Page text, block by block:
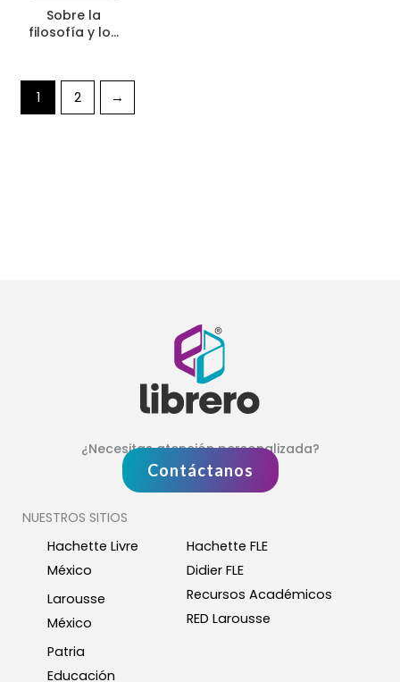
Sobre la
filosofía y los
1 2 →
¿Necesitas atención personalizada?
Contáctanos
NUESTROS SITIOS
Hachette Livre
México
Larousse
México
Patria
Educación
Hachette FLE
Didier FLE
Recursos Académicos
RED Larousse